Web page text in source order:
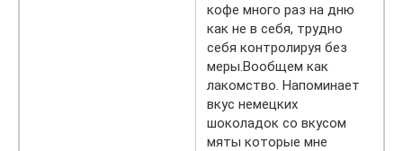
кофе много раз на дню
как не в себя, трудно
себя контролируя без
меры.Вообщем как
лакомство. Напоминает
вкус немецких
шоколадок со вкусом
мяты которые мне